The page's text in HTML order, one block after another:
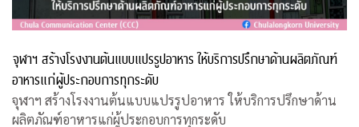
จุฬาฯ สร้างโรงงานต้นแบบแปรรูปอาหาร ให้บริการปรึกษาด้านผลิตภัณฑ์
อาหารแก่ผู้ประกอบการทุกระดับ
จุฬาฯ สร้างโรงงานต้นแบบแปรรูปอาหาร ให้บริการปรึกษาด้าน
ผลิตภัณฑ์อาหารแก่ผู้ประกอบการทุกระดับ